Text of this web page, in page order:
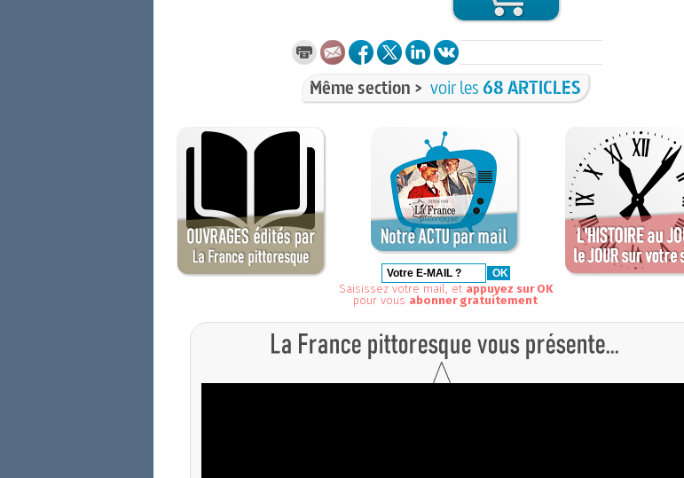
Même section > voir les68 ARTICLES
Saisissez votre mail, et appuyez sur OK
pour vous abonner gratuitement